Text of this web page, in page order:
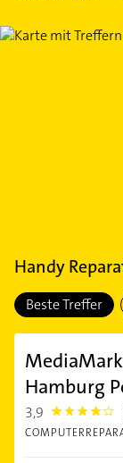
Handy
Beste Treffer
Hamburg
3,9 3.9